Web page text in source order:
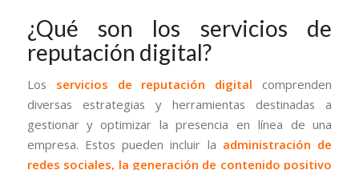
¿Qué son los servicios de
reputación digital?
Los servicios de reputación digital comprenden
diversas estrategias y herramientas destinadas a
gestionar y optimizar la presencia en línea de una
empresa. Estos pueden incluir la administración de
redes sociales, la generación de contenido positivo